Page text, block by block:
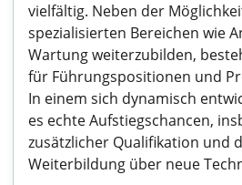
vielfältig. Neben der
spezialisierten Bereichen wie
Wartung weiterzubilden,
für Führungspositionen und
In einem sich dynamisch
es echte Aufstiegschancen,
zusätzlicher Qualifikation und
Weiterbildung über neue